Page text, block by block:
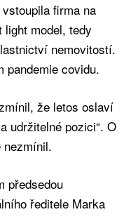
firma na
model, tedy
nemovitostí.
pandemie covidu.
že letos oslaví
udržitelné pozici“. O
nezmínil.
předsedou
ředitele Marka